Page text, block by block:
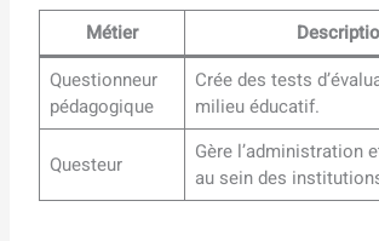
Métier
Questionneur
pédagogique
Crée des tests
milieu éducatif.
Questeur
Gère l’administration
au sein des